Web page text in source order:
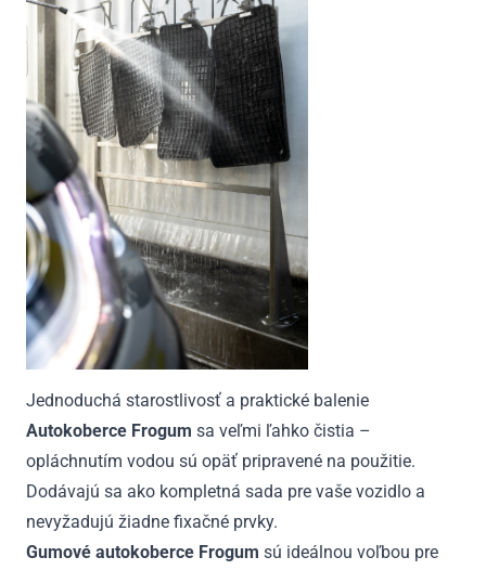
Jednoduchá starostlivosť a praktické balenie
Autokoberce Frogum sa veľmi ľahko čistia –
opláchnutím vodou sú opäť pripravené na použitie.
Dodávajú sa ako kompletná sada pre vaše vozidlo a
nevyžadujú žiadne fixačné prvky.
Gumové autokoberce Frogum sú ideálnou voľbou pre